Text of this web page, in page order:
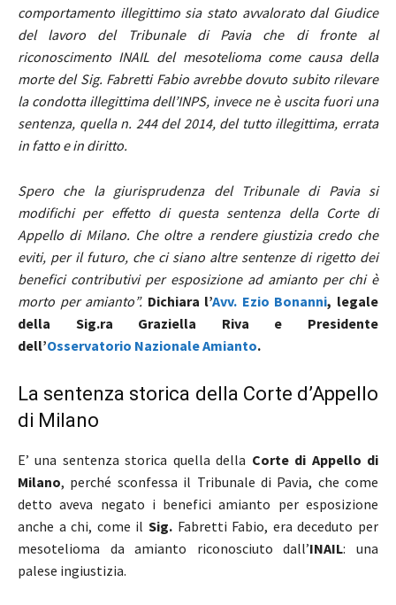
comportamento illegittimo sia stato avvalorato dal Giudice
del lavoro del Tribunale di Pavia che di fronte al
riconoscimento INAIL del mesotelioma come causa della
morte del Sig. Fabretti Fabio avrebbe dovuto subito rilevare
la condotta illegittima dell’INPS, invece ne è uscita fuori una
sentenza, quella n. 244 del 2014, del tutto illegittima, errata
in fatto e in diritto.
Spero che la giurisprudenza del Tribunale di Pavia si
modifichi per effetto di questa sentenza della Corte di
Appello di Milano. Che oltre a rendere giustizia credo che
eviti, per il futuro, che ci siano altre sentenze di rigetto dei
benefici contributivi per esposizione ad amianto per chi è
morto per amianto”. Dichiara l’Avv. Ezio Bonanni, legale
della Sig.ra Graziella Riva e Presidente
dell’Osservatorio Nazionale Amianto.
La sentenza storica della Corte d’Appello
di Milano
E’ una sentenza storica quella della Corte di Appello di
Milano, perché sconfessa il Tribunale di Pavia, che come
detto aveva negato i benefici amianto per esposizione
anche a chi, come il Sig. Fabretti Fabio, era deceduto per
mesotelioma da amianto riconosciuto dall’INAIL: una
palese ingiustizia.